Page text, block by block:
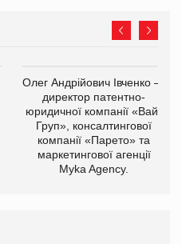
Олег Андрійович Івченко —
директор патентно-
юридичної компанії «Вайз
Груп», консалтингової
компанії «Парето» та
маркетингової агенції
Myka Agency.